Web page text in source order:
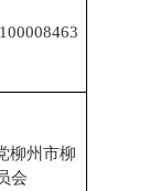
柳州市柳
会